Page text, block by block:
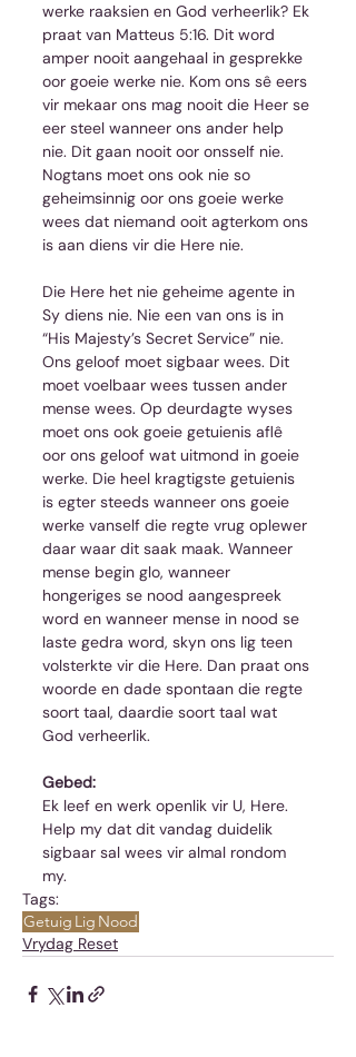
werke raaksien en God verheerlik? Ek
praat van Matteus 5:16. Dit word
amper nooit aangehaal in gesprekke
oor goeie werke nie. Kom ons sê eers
vir mekaar ons mag nooit die Heer se
eer steel wanneer ons ander help
nie. Dit gaan nooit oor onsself nie.
Nogtans moet ons ook nie so
geheimsinnig oor ons goeie werke
wees dat niemand ooit agterkom ons
is aan diens vir die Here nie.
Die Here het nie geheime agente in
Sy diens nie. Nie een van ons is in
“His Majesty’s Secret Service” nie.
Ons geloof moet sigbaar wees. Dit
moet voelbaar wees tussen ander
mense wees. Op deurdagte wyses
moet ons ook goeie getuienis aflê
oor ons geloof wat uitmond in goeie
werke. Die heel kragtigste getuienis
is egter steeds wanneer ons goeie
werke vanself die regte vrug oplewer
daar waar dit saak maak. Wanneer
mense begin glo, wanneer
hongeriges se nood aangespreek
word en wanneer mense in nood se
laste gedra word, skyn ons lig teen
volsterkte vir die Here. Dan praat ons
woorde en dade spontaan die regte
soort taal, daardie soort taal wat
God verheerlik.
Gebed:
Ek leef en werk openlik vir U, Here.
Help my dat dit vandag duidelik
sigbaar sal wees vir almal rondom
my.
Tags:
Getuig Lig Nood
Vrydag Reset